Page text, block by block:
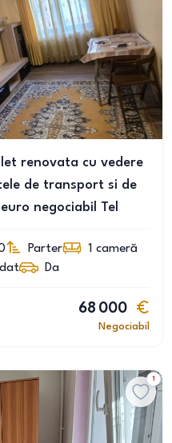
renovata cu vedere
de transport si de
negociabil Tel
Parter 1 cameră
Da
68 000
Negociabil
1